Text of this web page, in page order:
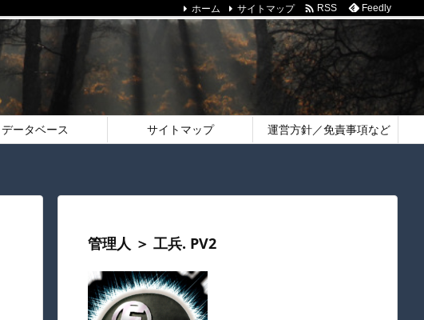
データベース サイトマップ 運営方針／免責事項など
ホーム サイトマップ  RSS Feedly
管理人 ＞ 工兵. PV2